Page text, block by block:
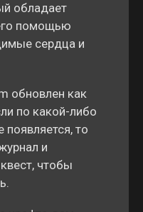
обладает
помощью
сердца и
обновлен как
по какой-либо
появляется, то
и
чтобы